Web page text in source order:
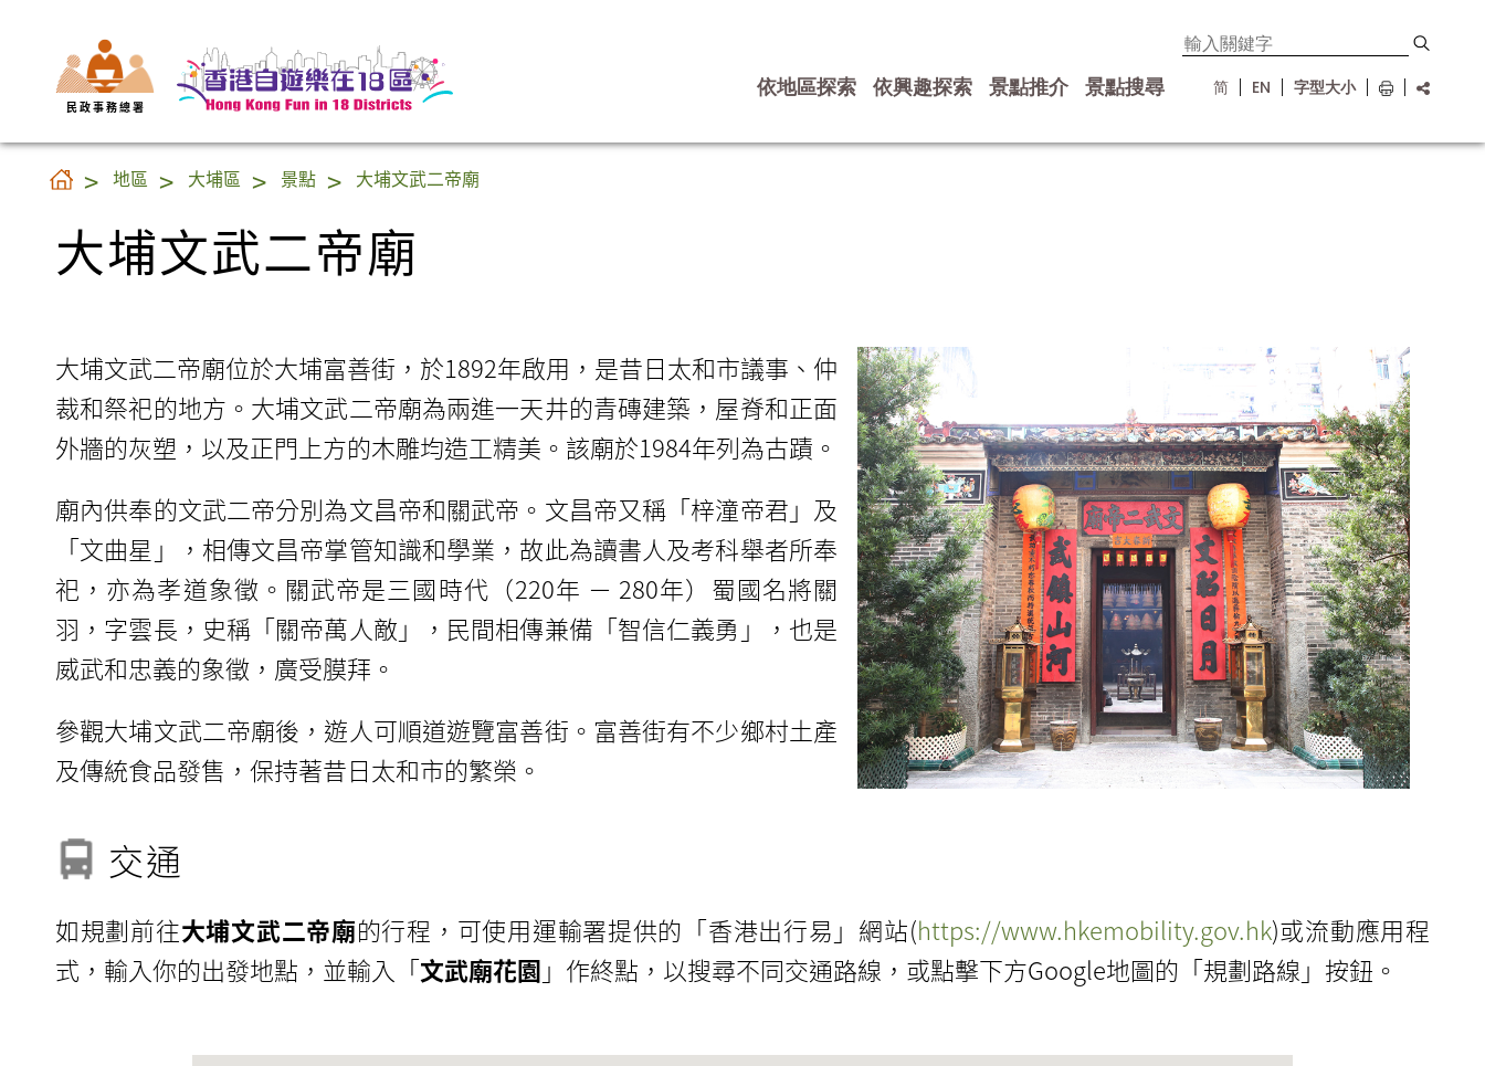
民 政 事 務 總 署
依地區探索 依興趣探索 景點推介 景點搜尋 简 EN 字型大小
大埔文武二帝廟
地區 大埔區 景點 大埔文武二帝廟
大埔文武二帝廟
大埔文武二帝廟位於大埔富善街，於1892年啟用，是昔日太和市議事、仲
裁和祭祀的地方。大埔文武二帝廟為兩進一天井的青磚建築，屋脊和正面
外牆的灰塑，以及正門上方的木雕均造工精美。該廟於1984年列為古蹟。
廟內供奉的文武二帝分別為文昌帝和關武帝。文昌帝又稱「梓潼帝君」及
「文曲星」，相傳文昌帝掌管知識和學業，故此為讀書人及考科舉者所奉
祀，亦為孝道象徵。關武帝是三國時代（220年 － 280年）蜀國名將關
羽，字雲長，史稱「關帝萬人敵」，民間相傳兼備「智信仁義勇」，也是
威武和忠義的象徵，廣受膜拜。
參觀大埔文武二帝廟後，遊人可順道遊覽富善街。富善街有不少鄉村土產
及傳統食品發售，保持著昔日太和市的繁榮。
交通
如規劃前往大埔文武二帝廟的行程，可使用運輸署提供的「香港出行易」網站(https://www.hkemobility.gov.hk)或流動應用程
式，輸入你的出發地點，並輸入「文武廟花園 」作終點，以搜尋不同交通路線，或點擊下方Google地圖的「規劃路線」按鈕。